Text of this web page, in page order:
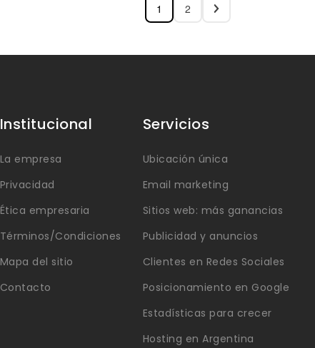
1 2
Institucional
La empresa
Privacidad
Ética empresaria
Términos/Condiciones
Mapa del sitio
Contacto
Servicios
Ubicación única
Email marketing
Sitios web: más ganancias
Publicidad y anuncios
Clientes en Redes Sociales
Posicionamiento en Google
Estadísticas para crecer
Hosting en Argentina